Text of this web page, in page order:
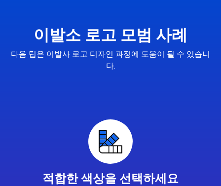
이발소 로고 모범 사례
다음 팁은 이발사 로고 디자인 과정에 도움이 될 수 있습니
다.
적합한 색상을 선택하세요